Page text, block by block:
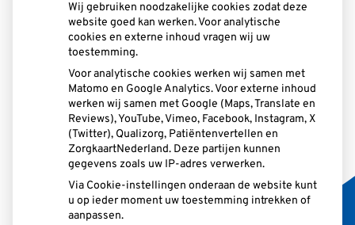
Wij gebruiken noodzakelijke cookies zodat deze
website goed kan werken. Voor analytische
cookies en externe inhoud vragen wij uw
toestemming.
Voor analytische cookies werken wij samen met
Matomo en Google Analytics. Voor externe inhoud
werken wij samen met Google (Maps, Translate en
Reviews), YouTube, Vimeo, Facebook, Instagram, X
(Twitter), Qualizorg, Patiëntenvertellen en
ZorgkaartNederland. Deze partijen kunnen
gegevens zoals uw IP-adres verwerken.
Via Cookie-instellingen onderaan de website kunt
u op ieder moment uw toestemming intrekken of
aanpassen.